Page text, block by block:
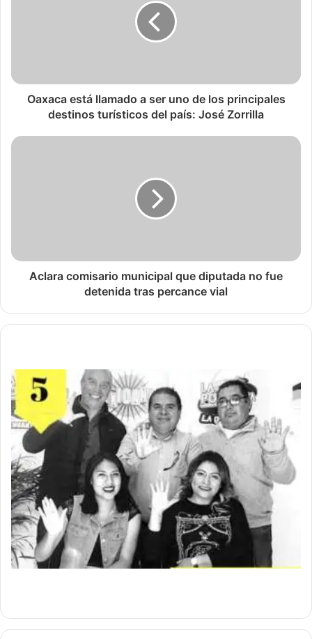
Oaxaca está llamado a ser uno de los principales
destinos turísticos del país: José Zorrilla
Aclara comisario municipal que diputada no fue
detenida tras percance vial